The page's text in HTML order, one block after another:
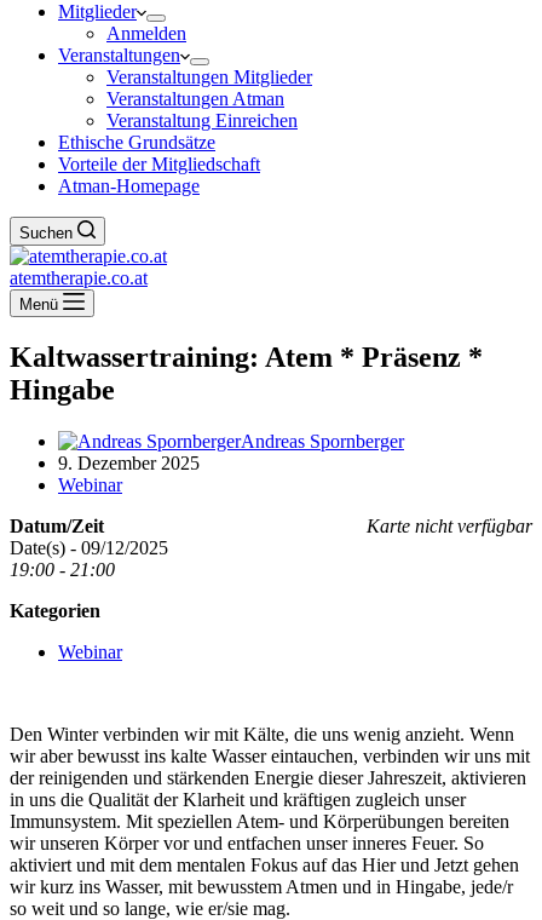
Mitglieder
Anmelden
Veranstaltungen
Veranstaltungen Mitglieder
Veranstaltungen Atman
Veranstaltung Einreichen
Ethische Grundsätze
Vorteile der Mitgliedschaft
Atman-Homepage
Suchen
atemtherapie.co.at
Menü
Kaltwassertraining: Atem * Präsenz *
Hingabe
Andreas Spornberger
9. Dezember 2025
Webinar
Karte nicht verfügbar
Datum/Zeit
Date(s) - 09/12/2025
19:00 - 21:00
Kategorien
Webinar
Den Winter verbinden wir mit Kälte, die uns wenig anzieht. Wenn
wir aber bewusst ins kalte Wasser eintauchen, verbinden wir uns mit
der reinigenden und stärkenden Energie dieser Jahreszeit, aktivieren
in uns die Qualität der Klarheit und kräftigen zugleich unser
Immunsystem. Mit speziellen Atem- und Körperübungen bereiten
wir unseren Körper vor und entfachen unser inneres Feuer. So
aktiviert und mit dem mentalen Fokus auf das Hier und Jetzt gehen
wir kurz ins Wasser, mit bewusstem Atmen und in Hingabe, jede/r
so weit und so lange, wie er/sie mag.